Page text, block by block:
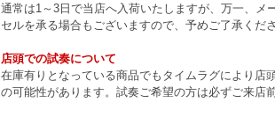
通常は1～3日で当店へ入荷いたしますが、万一、
セルを承る場合もございますので、予めご了承くださ
店頭での試奏について
在庫有りとなっている商品でもタイムラグにより店
の可能性があります。試奏ご希望の方は必ずご来店